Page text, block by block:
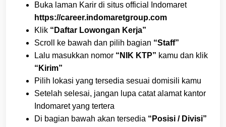
Buka laman Karir di situs official Indomaret
https://career.indomaretgroup.com
Klik “Daftar Lowongan Kerja”
Scroll ke bawah dan pilih bagian “Staff”
Lalu masukkan nomor “NIK KTP” kamu dan klik
“Kirim”
Pilih lokasi yang tersedia sesuai domisili kamu
Setelah selesai, jangan lupa catat alamat kantor
Indomaret yang tertera
Di bagian bawah akan tersedia “Posisi / Divisi”